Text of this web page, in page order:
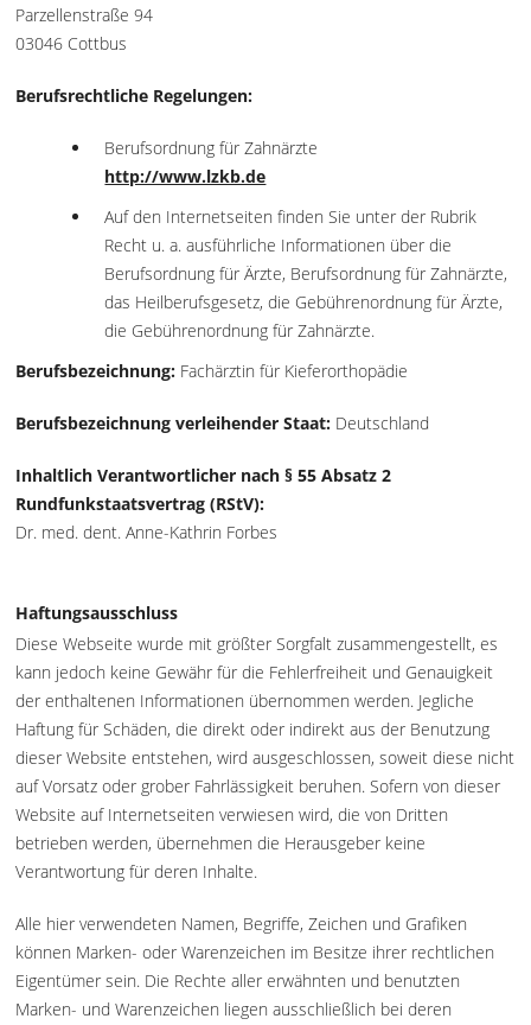
Parzellenstraße 94
03046 Cottbus
Berufsrechtliche Regelungen:
Berufsordnung für Zahnärzte
http://www.lzkb.de
Auf den Internetseiten finden Sie unter der Rubrik
Recht u. a. ausführliche Informationen über die
Berufsordnung für Ärzte, Berufsordnung für Zahnärzte,
das Heilberufsgesetz, die Gebührenordnung für Ärzte,
die Gebührenordnung für Zahnärzte.
Berufsbezeichnung: Fachärztin für Kieferorthopädie
Berufsbezeichnung verleihender Staat: Deutschland
Inhaltlich Verantwortlicher nach § 55 Absatz 2
Rundfunkstaatsvertrag (RStV):
Dr. med. dent. Anne-Kathrin Forbes
Haftungsausschluss
Diese Webseite wurde mit größter Sorgfalt zusammengestellt, es
kann jedoch keine Gewähr für die Fehlerfreiheit und Genauigkeit
der enthaltenen Informationen übernommen werden. Jegliche
Haftung für Schäden, die direkt oder indirekt aus der Benutzung
dieser Website entstehen, wird ausgeschlossen, soweit diese nicht
auf Vorsatz oder grober Fahrlässigkeit beruhen. Sofern von dieser
Website auf Internetseiten verwiesen wird, die von Dritten
betrieben werden, übernehmen die Herausgeber keine
Verantwortung für deren Inhalte.
Alle hier verwendeten Namen, Begriffe, Zeichen und Grafiken
können Marken- oder Warenzeichen im Besitze ihrer rechtlichen
Eigentümer sein. Die Rechte aller erwähnten und benutzten
Marken- und Warenzeichen liegen ausschließlich bei deren